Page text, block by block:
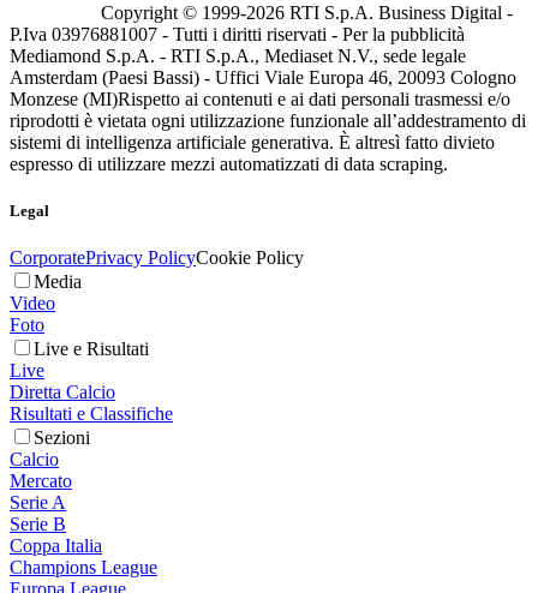
Copyright © 1999-2026 RTI S.p.A. Business Digital -
P.Iva 03976881007 - Tutti i diritti riservati - Per la pubblicità
Mediamond S.p.A. - RTI S.p.A., Mediaset N.V., sede legale
Amsterdam (Paesi Bassi) - Uffici Viale Europa 46, 20093 Cologno
Monzese (MI)Rispetto ai contenuti e ai dati personali trasmessi e/o
riprodotti è vietata ogni utilizzazione funzionale all’addestramento di
sistemi di intelligenza artificiale generativa. È altresì fatto divieto
espresso di utilizzare mezzi automatizzati di data scraping.
Legal
CorporatePrivacy PolicyCookie Policy
Media
Video
Foto
Live e Risultati
Live
Diretta Calcio
Risultati e Classifiche
Sezioni
Calcio
Mercato
Serie A
Serie B
Coppa Italia
Champions League